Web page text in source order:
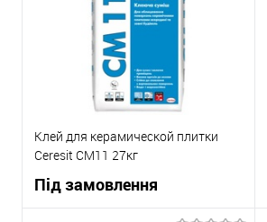
В вибране
В наявності
Клей для керамической плитки
Ceresit СМ11 27кг
Під замовлення